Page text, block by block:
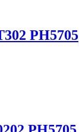
PH5705